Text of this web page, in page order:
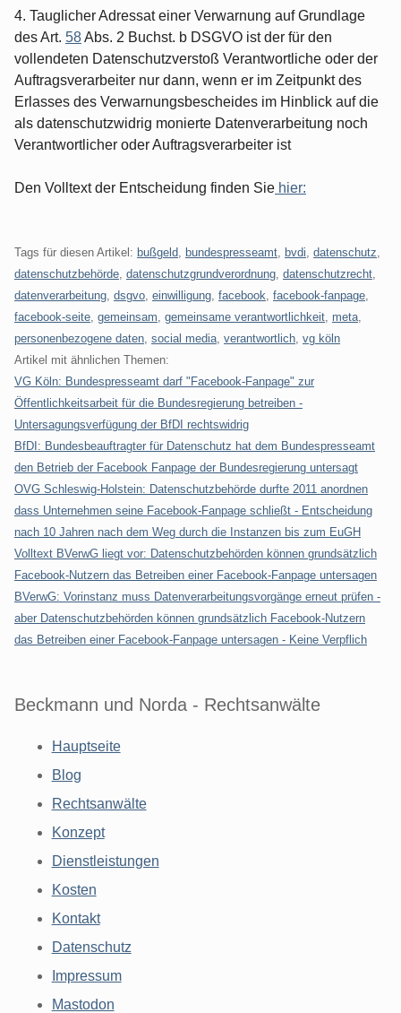
4. Tauglicher Adressat einer Verwarnung auf Grundlage
des Art. 58Abs. 2 Buchst. b DSGVO ist der für den
vollendeten Datenschutzverstoß Verantwortliche oder der
Auftragsverarbeiter nur dann, wenn er im Zeitpunkt des
Erlasses des Verwarnungsbescheides im Hinblick auf die
als datenschutzwidrig monierte Datenverarbeitung noch
Verantwortlicher oder Auftragsverarbeiter ist
Den Volltext der Entscheidung finden Sie hier:
Tags für diesen Artikel: bußgeld bundespresseamt bvdi datenschutz
datenschutzbehörde datenschutzgrundverordnung datenschutzrecht
datenverarbeitung dsgvo einwilligung facebook facebook-fanpage
facebook-seite gemeinsam gemeinsame verantwortlichkeit meta
personenbezogene daten social media verantwortlich vg köln
Artikel mit ähnlichen Themen:
VG Köln: Bundespresseamt darf "Facebook-Fanpage" zur
Öffentlichkeitsarbeit für die Bundesregierung betreiben -
Untersagungsverfügung der BfDI rechtswidrig
BfDI: Bundesbeauftragter für Datenschutz hat dem Bundespresseamt
den Betrieb der Facebook Fanpage der Bundesregierung untersagt
OVG Schleswig-Holstein: Datenschutzbehörde durfte 2011 anordnen
dass Unternehmen seine Facebook-Fanpage schließt - Entscheidung
nach 10 Jahren nach dem Weg durch die Instanzen bis zum EuGH
Volltext BVerwG liegt vor: Datenschutzbehörden können grundsätzlich
Facebook-Nutzern das Betreiben einer Facebook-Fanpage untersagen
BVerwG: Vorinstanz muss Datenverarbeitungsvorgänge erneut prüfen -
aber Datenschutzbehörden können grundsätzlich Facebook-Nutzern
das Betreiben einer Facebook-Fanpage untersagen - Keine Verpflich
Beckmann und Norda - Rechtsanwälte
Hauptseite
Blog
Rechtsanwälte
Konzept
Dienstleistungen
Kosten
Kontakt
Datenschutz
Impressum
Mastodon